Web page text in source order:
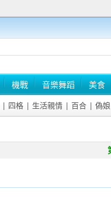
機戰 音樂舞蹈 美食
四格 生活親情 百合 偽娘